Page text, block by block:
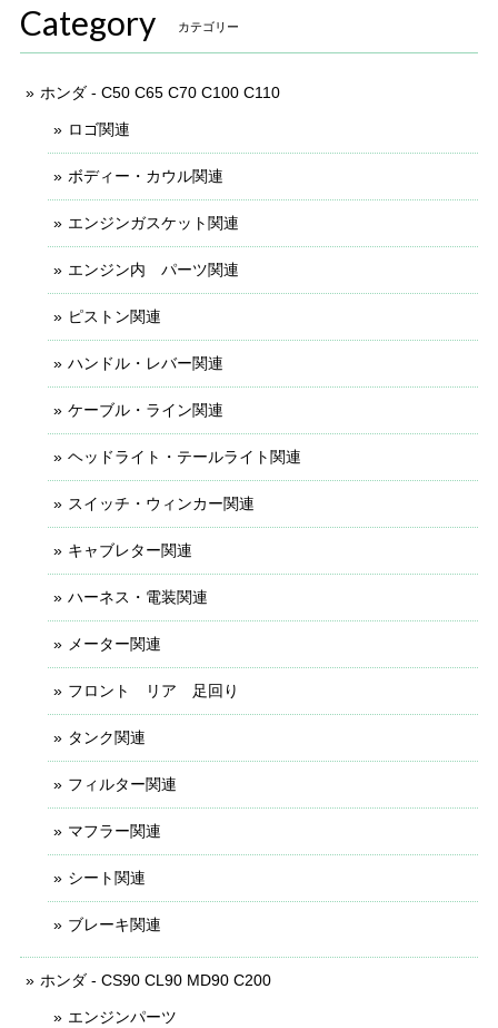
Category カテゴリー
ホンダ - C50 C65 C70 C100 C110
ロゴ関連
ボディー・カウル関連
エンジンガスケット関連
エンジン内 パーツ関連
ピストン関連
ハンドル・レバー関連
ケーブル・ライン関連
ヘッドライト・テールライト関連
スイッチ・ウィンカー関連
キャブレター関連
ハーネス・電装関連
メーター関連
フロント リア 足回り
タンク関連
フィルター関連
マフラー関連
シート関連
ブレーキ関連
ホンダ - CS90 CL90 MD90 C200
エンジンパーツ